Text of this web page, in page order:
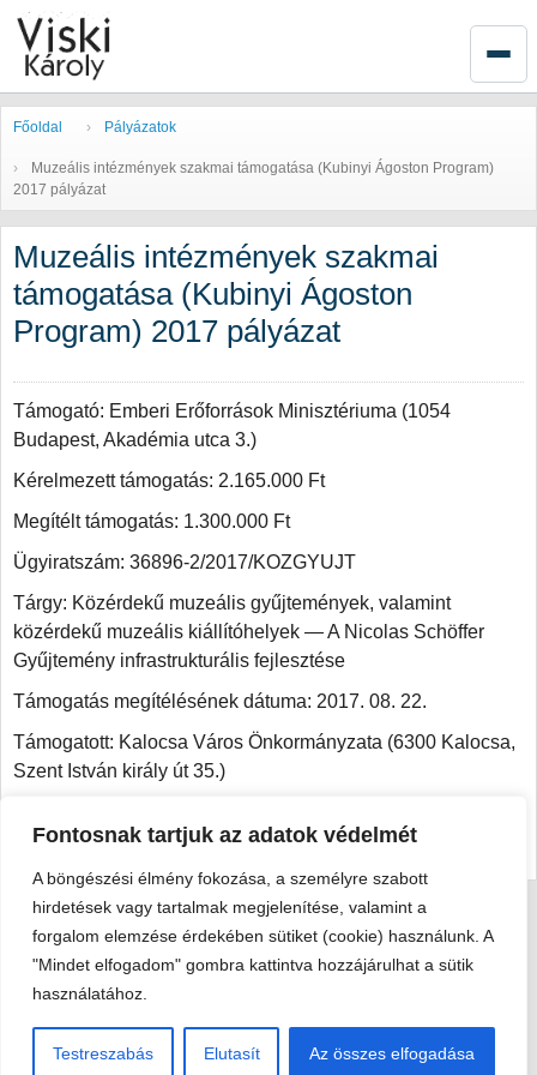
Fontosnak tartjuk az adatok védelmét
A böngészési élmény fokozása, a személyre szabott
hirdetések vagy tartalmak megjelenítése, valamint a
forgalom elemzése érdekében sütiket (cookie) használunk. A
"Mindet elfogadom" gombra kattintva hozzájárulhat a sütik
használatához.
Testreszabás Elutasít Az összes elfogadása
Főoldal Pályázatok
Muzeális intézmények szakmai támogatása (Kubinyi Ágoston Program)
2017 pályázat
Muzeális intézmények szakmai
támogatása (Kubinyi Ágoston
Program) 2017 pályázat
Támogató: Emberi Erőforrások Minisztériuma (1054
Budapest, Akadémia utca 3.)
Kérelmezett támogatás: 2.165.000 Ft
Megítélt támogatás: 1.300.000 Ft
Ügyiratszám: 36896-2/2017/KOZGYUJT
Tárgy: Közérdekű muzeális gyűjtemények, valamint
közérdekű muzeális kiállítóhelyek — A Nicolas Schöffer
Gyűjtemény infrastrukturális fejlesztése
Támogatás megítélésének dátuma: 2017. 08. 22.
Támogatott: Kalocsa Város Önkormányzata (6300 Kalocsa,
Szent István király út 35.)
Gyűjtemény (6300 Kalocsa, Szent István király út 76.)
Viski Károly Múzeum Kalocsa
6300 Kalocsa, Szent István király út 25. · Telefon:+36 78 462
351